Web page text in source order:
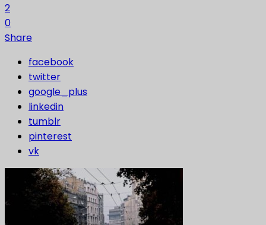
2
0
Share
facebook
twitter
google_plus
linkedin
tumblr
pinterest
vk